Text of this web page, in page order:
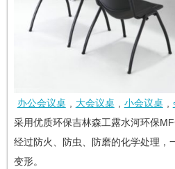
办公会议桌 , 大会议桌 , 小会议桌 ,
采用优质环保吉林森工露水河环保
经过防火、防虫、防磨的化学处理，
变形。